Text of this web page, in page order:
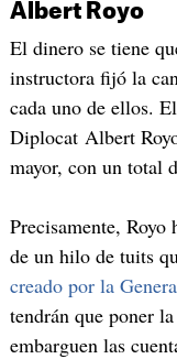
Albert Royo
El dinero se tiene
instructora fijó la
cada uno de ellos.
Diplocat Albert
mayor, con un total
Precisamente, Royo
de un hilo de tuits
creado por la
tendrán que poner
embarguen las